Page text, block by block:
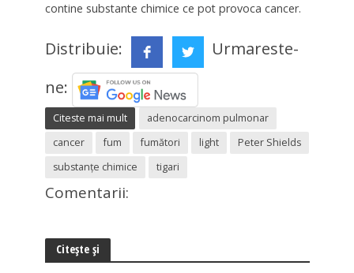
contine substante chimice ce pot provoca cancer.
Distribuie:
Urmareste-
ne:
Citeste mai mult
adenocarcinom pulmonar
cancer
fum fumători light
Peter Shields
substanțe chimice
tigari
Comentarii:
Citește și